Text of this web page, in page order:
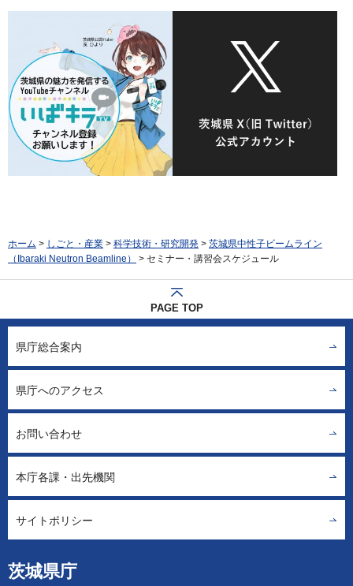
ホーム > しごと・産業 > 科学技術・研究開発 > 茨城県中性子ビームライン
（Ibaraki Neutron Beamline）
> セミナー・講習会スケジュール
PAGE TOP
茨城県庁
県庁総合案内
県庁へのアクセス
お問い合わせ
本庁各課・出先機関
サイトポリシー